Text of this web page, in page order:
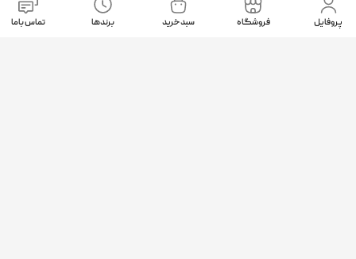
پروفایل فروشگاه سبد خرید برندها تماس باما